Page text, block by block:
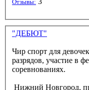
Отзывы:
"ДЕБЮТ"
Чир спорт для
разрядов, участие в
соревнованиях.
Нижний Новгород,